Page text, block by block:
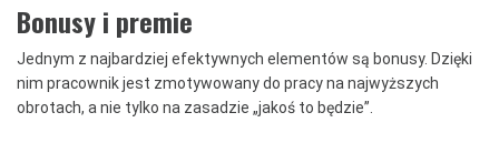
Bonusy i premie
Jednym z najbardziej efektywnych elementów są bonusy. Dzięki
nim pracownik jest zmotywowany do pracy na najwyższych
obrotach, a nie tylko na zasadzie „jakoś to będzie”.